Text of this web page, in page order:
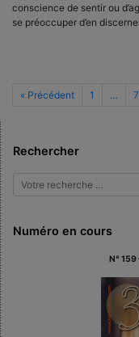
conscience de sentir ou
se préoccuper d’en
« Précédent 1 …
Rechercher
Numéro en cours
N°